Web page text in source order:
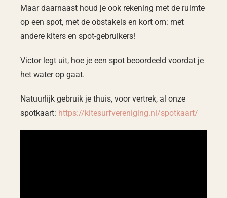
Maar daarnaast houd je ook rekening met de ruimte
op een spot, met de obstakels en kort om: met
andere kiters en spot-gebruikers!
Victor legt uit, hoe je een spot beoordeeld voordat je
het water op gaat.
Natuurlijk gebruik je thuis, voor vertrek, al onze
spotkaart: https://kitesurfvereniging.nl/spotkaart/